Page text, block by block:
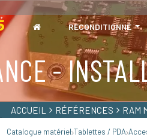
RECONDITIONNÉ
-
- Résistantes
ACCUEIL RÉFÉRENCES RAM
Catalogue matériel Tablettes / PDA